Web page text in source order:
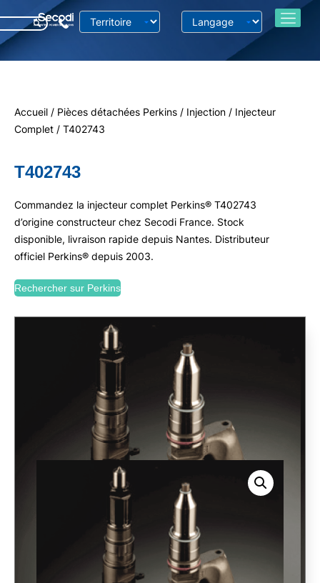
Accueil / Pièces détachées Perkins / Injection / Injecteur
Complet / T402743
T402743
Commandez la injecteur complet Perkins® T402743
d’origine constructeur chez Secodi France. Stock
disponible, livraison rapide depuis Nantes. Distributeur
officiel Perkins® depuis 2003.
Rechercher sur Perkins